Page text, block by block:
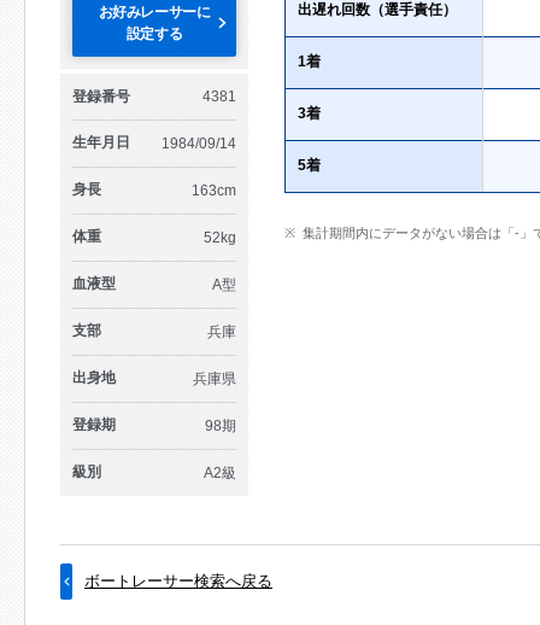
お好みレーサーに
設定する
登録番号 4381
生年月日 1984/09/14
身長 163cm
体重 52kg
血液型 A型
支部 兵庫
出身地 兵庫県
登録期 98期
級別 A2級
出遅れ回数（選手責任）
1着
3着
5着
集計期間内にデータがない場合は「-」
ボートレーサー検索へ戻る